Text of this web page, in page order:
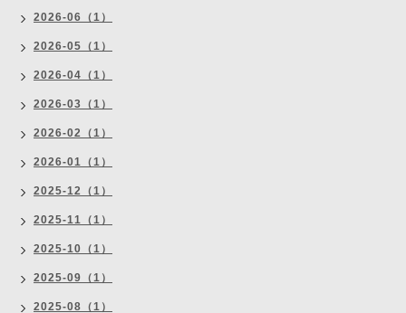
2026-06（1）
2026-05（1）
2026-04（1）
2026-03（1）
2026-02（1）
2026-01（1）
2025-12（1）
2025-11（1）
2025-10（1）
2025-09（1）
2025-08（1）